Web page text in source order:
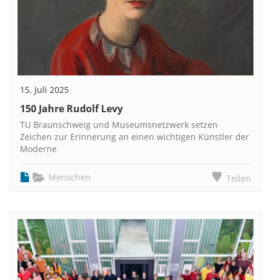
15. Juli 2025
150 Jahre Rudolf Levy
TU Braunschweig und Museumsnetzwerk setzen
Zeichen zur Erinnerung an einen wichtigen Künstler der
Moderne
Menschen Teilen